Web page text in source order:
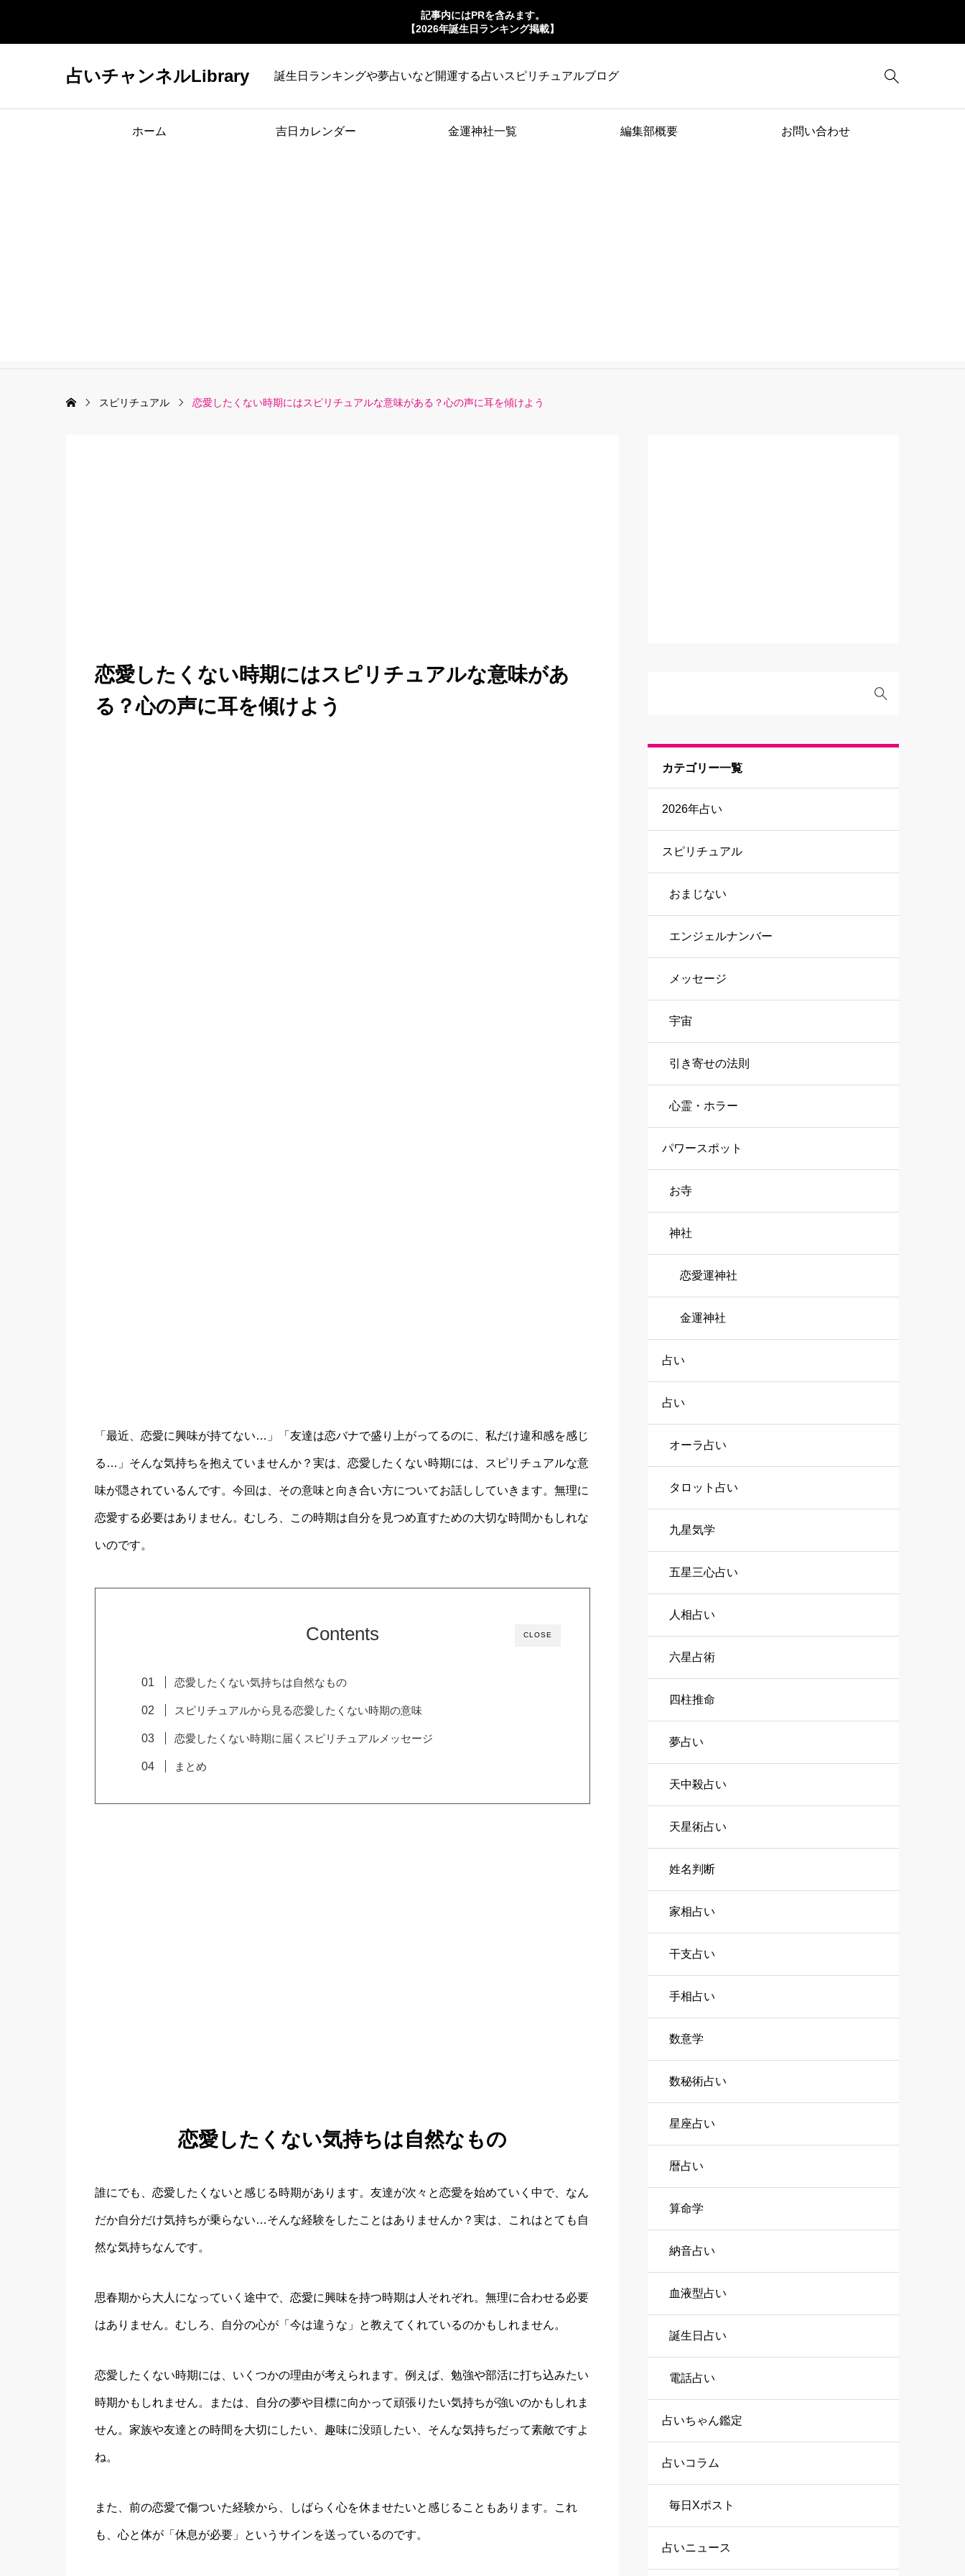
記事内にはPRを含みます。
【2026年誕生日ランキング掲載】
占いチャンネルLibrary 誕生日ランキングや夢占いなど開運する占いスピリチュアルブログ 
ホーム 吉日カレンダー 金運神社一覧 編集部概要 お問い合わせ
スピリチュアル 恋愛したくない時期にはスピリチュアルな意味がある？心の声に耳を傾けよう
恋愛したくない時期にはスピリチュアルな意味があ
る？心の声に耳を傾けよう
「最近、恋愛に興味が持てない…」「友達は恋バナで盛り上がってるのに、私だけ違和感を感じ
る…」そんな気持ちを抱えていませんか？実は、恋愛したくない時期には、スピリチュアルな意
味が隠されているんです。今回は、その意味と向き合い方についてお話ししていきます。無理に
恋愛する必要はありません。むしろ、この時期は自分を見つめ直すための大切な時間かもしれな
いのです。
CLOSE
Contents
恋愛したくない気持ちは自然なもの
スピリチュアルから見る恋愛したくない時期の意味
恋愛したくない時期に届くスピリチュアルメッセージ
まとめ
恋愛したくない気持ちは自然なもの
誰にでも、恋愛したくないと感じる時期があります。友達が次々と恋愛を始めていく中で、なん
だか自分だけ気持ちが乗らない…そんな経験をしたことはありませんか？実は、これはとても自
然な気持ちなんです。
思春期から大人になっていく途中で、恋愛に興味を持つ時期は人それぞれ。無理に合わせる必要
はありません。むしろ、自分の心が「今は違うな」と教えてくれているのかもしれません。
恋愛したくない時期には、いくつかの理由が考えられます。例えば、勉強や部活に打ち込みたい
時期かもしれません。または、自分の夢や目標に向かって頑張りたい気持ちが強いのかもしれま
せん。家族や友達との時間を大切にしたい、趣味に没頭したい、そんな気持ちだって素敵ですよ
ね。
また、前の恋愛で傷ついた経験から、しばらく心を休ませたいと感じることもあります。これ
も、心と体が「休息が必要」というサインを送っているのです。
カテゴリー一覧
2026年占い
スピリチュアル
おまじない
エンジェルナンバー
メッセージ
宇宙
引き寄せの法則
心霊・ホラー
パワースポット
お寺
神社
恋愛運神社
金運神社
占い
占い
オーラ占い
タロット占い
九星気学
五星三心占い
人相占い
六星占術
四柱推命
夢占い
天中殺占い
天星術占い
姓名判断
家相占い
干支占い
手相占い
数意学
数秘術占い
星座占い
暦占い
算命学
納音占い
血液型占い
誕生日占い
電話占い
占いちゃん鑑定
占いコラム
毎日Xポスト
占いニュース